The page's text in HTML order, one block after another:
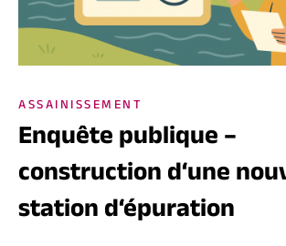
ASSAINISSEMENT
Enquête publique –
construction d‘une
station d‘épuration